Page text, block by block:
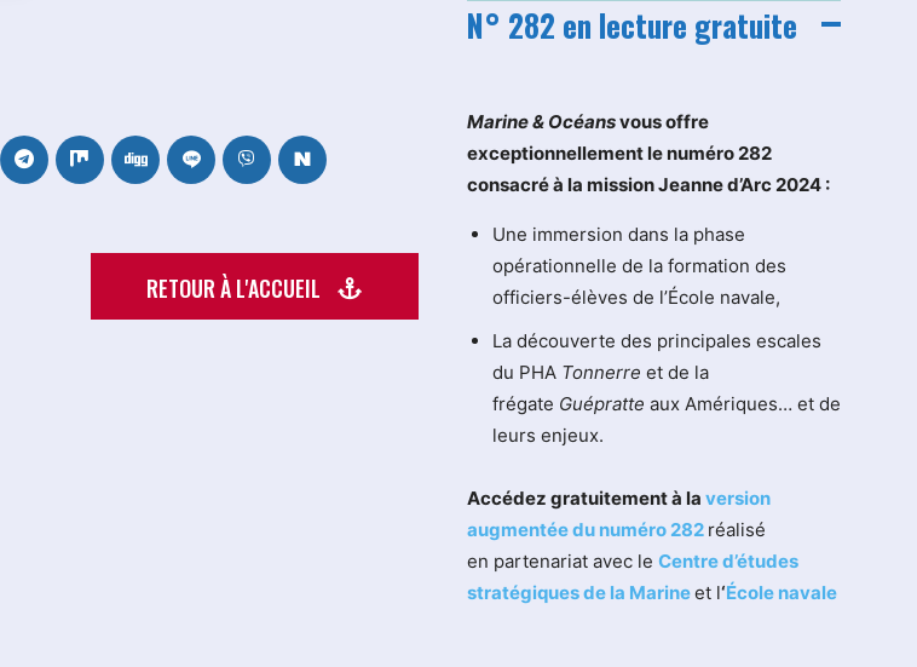
RETOUR À L'ACCUEIL
N° 282 en lecture gratuite
Marine & Océansvous offre
exceptionnellement le numéro 282
consacré à la mission Jeanne d’Arc 2024 :
Une immersion dans la phase
opérationnelle de la formation des
officiers-élèves de l’École navale,
La découverte des principales escales
du PHA Tonnerre et de la
frégate Guépratte aux Amériques… et de
leurs enjeux.
Accédez gratuitement à la version
augmentée du numéro 282 réalisé
en partenariat avec le Centre d’études
stratégiques de la Marineet l‘École navale